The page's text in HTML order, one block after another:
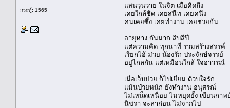
กระทู้: 1565
แสนวุ่นวาย ในจิต เมื่อคิดถึง
เคยใกล้ชิด เคยสนืท เคยคนึง
คนเคยซึ้ง เคยทำงาน เคยช่วยกัน
อายุห่าง กันมาก สิบสี่ปี
แต่ความคิด ทุกนาที ร่วมสร้างสรรค์
เรียกไอ้ ม่วย น้องรัก ประจักษ์จรรย์
อยู่ไกลกัน แต่เหมือนใกล้ ใจอาวรณ์
เมื่อเจ็บป่วย.ก็ไปเยี่ยม ด้วบใจรัก
แม้นป่วยหนัก ยังทำงาน อนุสรณ์
ไม่เหน็ดเหนื่อย ไม่หยุดยั้ง เขียนกาพ
นิชรา จะลาก่อน ไม่จากไป